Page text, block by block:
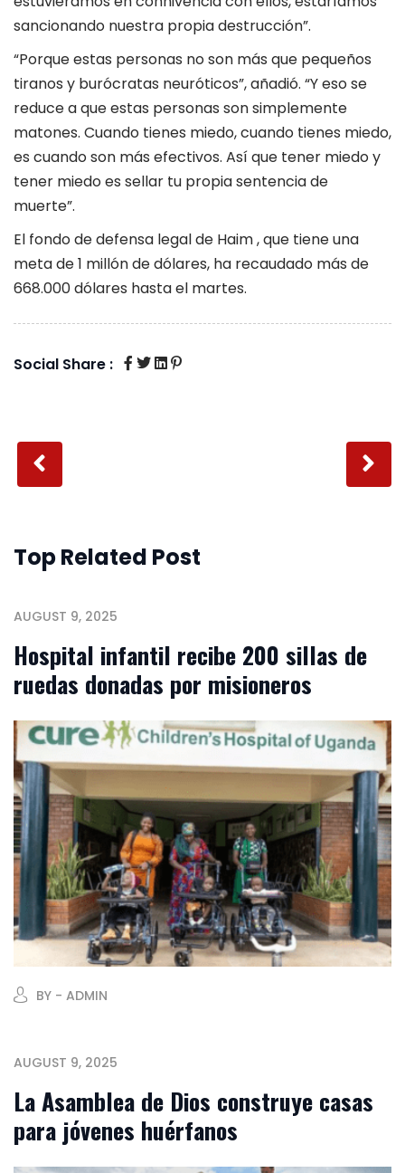
sancionando nuestra propia destrucción”.
“Porque estas personas no son más que pequeños
tiranos y burócratas neuróticos”, añadió. “Y eso se
reduce a que estas personas son simplemente
matones. Cuando tienes miedo, cuando tienes miedo,
es cuando son más efectivos. Así que tener miedo y
tener miedo es sellar tu propia sentencia de
muerte”.
El fondo de defensa legal de Haim , que tiene una
meta de 1 millón de dólares, ha recaudado más de
668.000 dólares hasta el martes.
Social Share :
Top Related Post
AUGUST 9, 2025
Hospital infantil recibe 200 sillas de
ruedas donadas por misioneros
BY - ADMIN
AUGUST 9, 2025
La Asamblea de Dios construye casas
para jóvenes huérfanos